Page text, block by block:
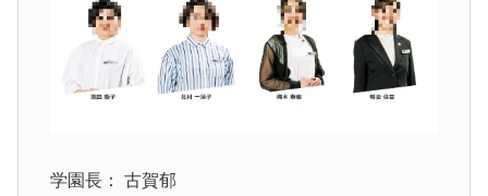
学園長： 古賀郁